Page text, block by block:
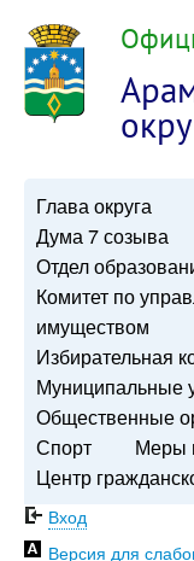
Глава округа
Дума 7 созыва
Отдел
Комитет по
имуществом
Избирательная
Муниципальные
Общественные
Спорт
Меры
Центр
Вход
Версия для